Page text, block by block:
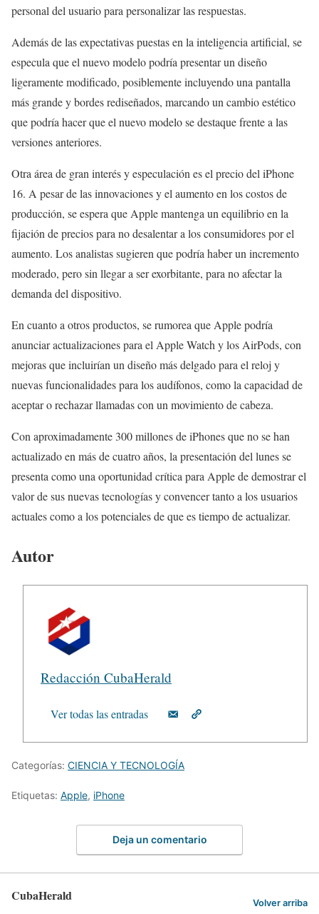
personal del usuario para personalizar las respuestas.
Además de las expectativas puestas en la inteligencia artificial, se
especula que el nuevo modelo podría presentar un diseño
ligeramente modificado, posiblemente incluyendo una pantalla
más grande y bordes rediseñados, marcando un cambio estético
que podría hacer que el nuevo modelo se destaque frente a las
versiones anteriores.
Otra área de gran interés y especulación es el precio del iPhone
16. A pesar de las innovaciones y el aumento en los costos de
producción, se espera que Apple mantenga un equilibrio en la
fijación de precios para no desalentar a los consumidores por el
aumento. Los analistas sugieren que podría haber un incremento
moderado, pero sin llegar a ser exorbitante, para no afectar la
demanda del dispositivo.
En cuanto a otros productos, se rumorea que Apple podría
anunciar actualizaciones para el Apple Watch y los AirPods, con
mejoras que incluirían un diseño más delgado para el reloj y
nuevas funcionalidades para los audífonos, como la capacidad de
aceptar o rechazar llamadas con un movimiento de cabeza.
Con aproximadamente 300 millones de iPhones que no se han
actualizado en más de cuatro años, la presentación del lunes se
presenta como una oportunidad crítica para Apple de demostrar el
valor de sus nuevas tecnologías y convencer tanto a los usuarios
actuales como a los potenciales de que es tiempo de actualizar.
Autor
Redacción CubaHerald
Ver todas las entradas
Categorías: CIENCIA Y TECNOLOGÍA
Etiquetas: Apple, iPhone
Deja un comentario
CubaHerald Volver arriba